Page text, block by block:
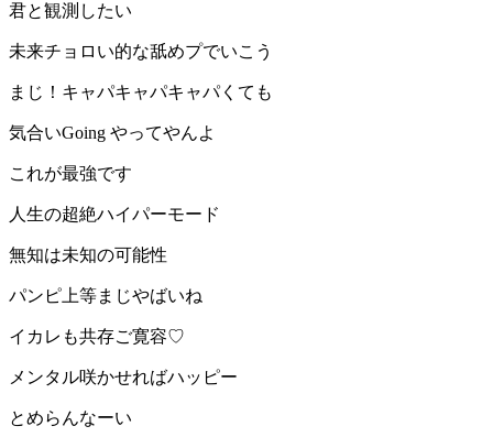
君と観測したい
未来チョロい的な舐めプでいこう
まじ！キャパキャパキャパくても
気合いGoing やってやんよ
これが最強です
人生の超絶ハイパーモード
無知は未知の可能性
パンピ上等まじやばいね
イカレも共存ご寛容♡
メンタル咲かせればハッピー
とめらんなーい